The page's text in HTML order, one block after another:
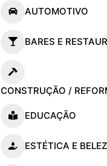
AUTOMOTIVO
BARES E
CONSTRUÇÃO /
EDUCAÇÃO
ESTÉTICA E